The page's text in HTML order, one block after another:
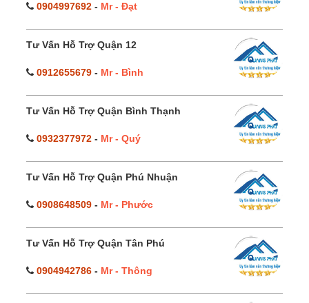
0904997692 - Mr - Đạt
Tư Vấn Hỗ Trợ Quận 12
0912655679 - Mr - Bình
Tư Vấn Hỗ Trợ Quận Bình Thạnh
0932377972 - Mr - Quý
Tư Vấn Hỗ Trợ Quận Phú Nhuận
0908648509 - Mr - Phước
Tư Vấn Hỗ Trợ Quận Tân Phú
0904942786 - Mr - Thông